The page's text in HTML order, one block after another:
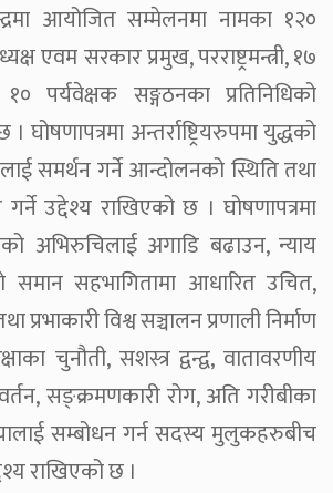
आयोजित सम्मेलनमा नामका १२०
एवम सरकार प्रमुख, परराष्ट्रमन्त्री, १७
१० पर्यवेक्षक सङ्गठनका प्रतिनिधिको
घोषणापत्रमा अन्तर्राष्ट्रियरुपमा युद्धको
समर्थन गर्ने आन्दोलनको स्थिति तथा
उद्देश्य राखिएको छ । घोषणापत्रमा
अभिरुचिलाई अगाडि बढाउन, न्याय
सहभागितामा आधारित उचित,
प्रभाकारी विश्व सञ्चालन प्रणाली निर्माण
चुनौती, सशस्त्र द्वन्द्व, वातावरणीय
सङ्क्रमणकारी रोग, अति गरीबीका
सम्बोधन गर्न सदस्य मुलुकहरुबीच
राखिएको छ ।